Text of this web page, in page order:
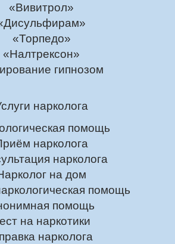
«Вивитрол»
«Торпедо»
«Налтрексон»
гипнозом
нарколога
помощь
нарколога
нарколога
на дом
помощь
помощь
на наркотики
нарколога